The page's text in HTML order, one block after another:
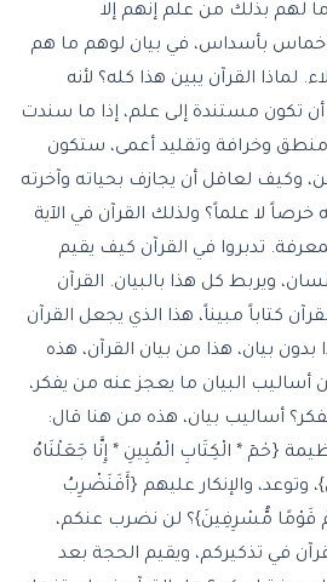
لهم بذلك من علم إنهم إلا
بأسداس، في بيان لوهم ما هم
القرآن يبين هذا كله؟ لأنه
أن تكون مستندة إلى علم، إذا ما سندت
وخرافة وتقليد أعمى، ستكون
وكيف لعاقل أن يجازف بحياته وآخرته
لا علماً؟ ولذلك القرآن في الآية
تدبروا في القرآن كيف يقيم
ويربط كل هذا بالبيان. القرآن
كتاباً مبيناً، هذا الذي يجعل القرآن
بدون بيان، هذا من بيان القرآن، هذه
البيان ما يعجز عنه من يفكر،
أساليب بيان، هذه من هنا قال:
{حٰمٓ * الْكِتَابِ الْمُبِينِ * إِنَّا جَعَلْنَاهُ
وتوعد، والإنكار عليهم {أَفَنَضْرِبُ
قَوْمًا مُّسْرِفِينَ}؟ لن نضرب عنكم،
في تذكيركم، ويقيم الحجة بعد